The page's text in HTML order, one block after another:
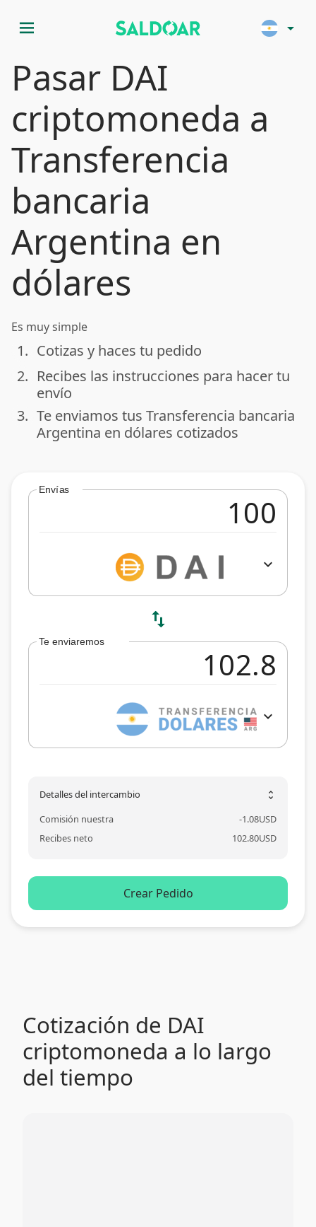
menu arrow_drop_down
Pasar DAI
criptomoneda a
Transferencia
bancaria
Argentina en
dólares
Es muy simple
done
1. Cotizas y haces tu pedido
done
2. Recibes las instrucciones para hacer tu
envío
done
3. Te enviamos tus Transferencia bancaria
Argentina en dólares cotizados
Envías
expand_more
swap_vert
Te enviaremos
expand_more
Detalles del intercambio unfold_more
Comisión nuestra -1.08USD
Recibes neto
102.80USD
Crear Pedido
Cotización de DAI
criptomoneda a lo largo
del tiempo